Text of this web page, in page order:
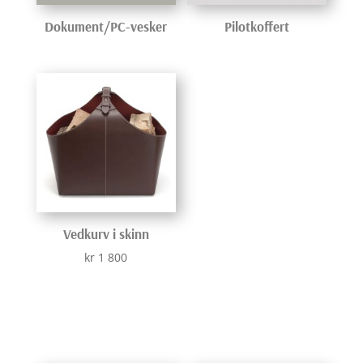
Dokument/PC-vesker Pilotkoffert
Vedkurv i skinn
kr 1 800